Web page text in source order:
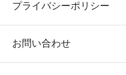
プライバシーポリシー
お問い合わせ